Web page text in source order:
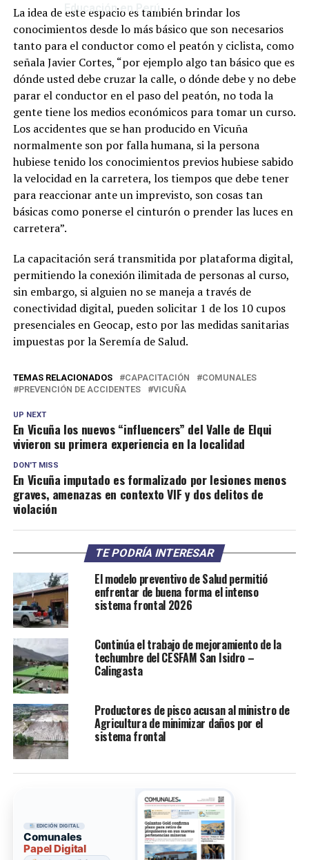
Educación en Perú
La idea de este espacio es también brindar los
conocimientos desde lo más básico que son necesarios
tanto para el conductor como el peatón y ciclista, como
señala Javier Cortes, “por ejemplo algo tan básico que es
dónde usted debe cruzar la calle, o dónde debe y no debe
parar el conductor en el paso del peatón, no toda la
gente tiene los medios económicos para tomar un curso.
Los accidentes que se han producido en Vicuña
normalmente son por falla humana, si la persona
hubiese tenido los conocimientos previos hubiese sabido
la velocidad en la carretera, los tiempos que debe tener
para reaccionar ante un imprevisto, son cosas tan
básicas como ponerse el cinturón o prender las luces en
carretera”.
La capacitación será transmitida por plataforma digital,
permitiendo la conexión ilimitada de personas al curso,
sin embargo, si alguien no se maneja a través de
conectividad digital, pueden solicitar 1 de los 10 cupos
presenciales en Geocap, esto por las medidas sanitarias
impuestas por la Seremía de Salud.
TEMAS RELACIONADOS CAPACITACIÓN
COMUNALES
PREVENCIÓN DE ACCIDENTES
VICUÑA
UP NEXT
En Vicuña los nuevos “influencers” del Valle de Elqui
vivieron su primera experiencia en la localidad
DON'T MISS
En Vicuña imputado es formalizado por lesiones menos
graves, amenazas en contexto VIF y dos delitos de
violación
TE PODRÍA INTERESAR
El modelo preventivo de Salud permitió
enfrentar de buena forma el intenso
sistema frontal 2026
Continúa el trabajo de mejoramiento de la
techumbre del CESFAM San Isidro –
Calingasta
Productores de pisco acusan al ministro de
Agricultura de minimizar daños por el
sistema frontal
EDICIÓN DIGITAL
Comunales
Papel Digital